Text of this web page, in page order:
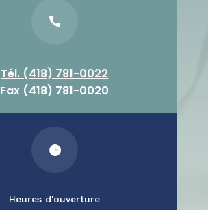

Tél. (418) 781-0022
Fax (418) 781-0020

Heures d'ouverture